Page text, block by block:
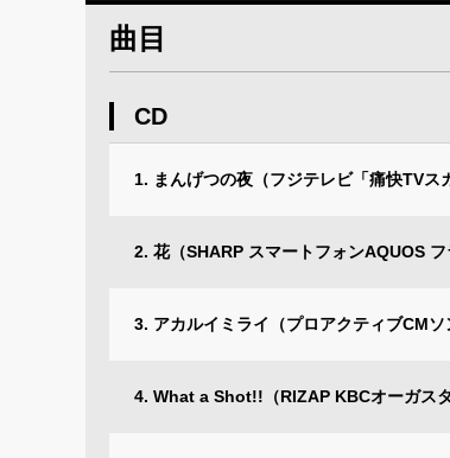
曲目
CD
1. まんげつの夜（フジテレビ「痛快TVス
2. 花（SHARP スマートフォンAQUOS
3. アカルイミライ（プロアクティブCMソ
4. What a Shot!!（RIZAP KBCオーガス